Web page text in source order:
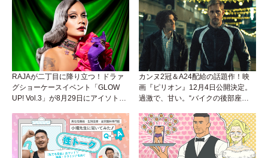
RAJAが二丁目に降り立つ！ドラァ
グショーケースイベント「GLOW
UP! Vol.3」が8月29日にアイソトー
カンヌ2冠＆A24配給の話題作！映
画『ピリオン』12月4日公開決定。
過激で、甘い。“バイクの後部座